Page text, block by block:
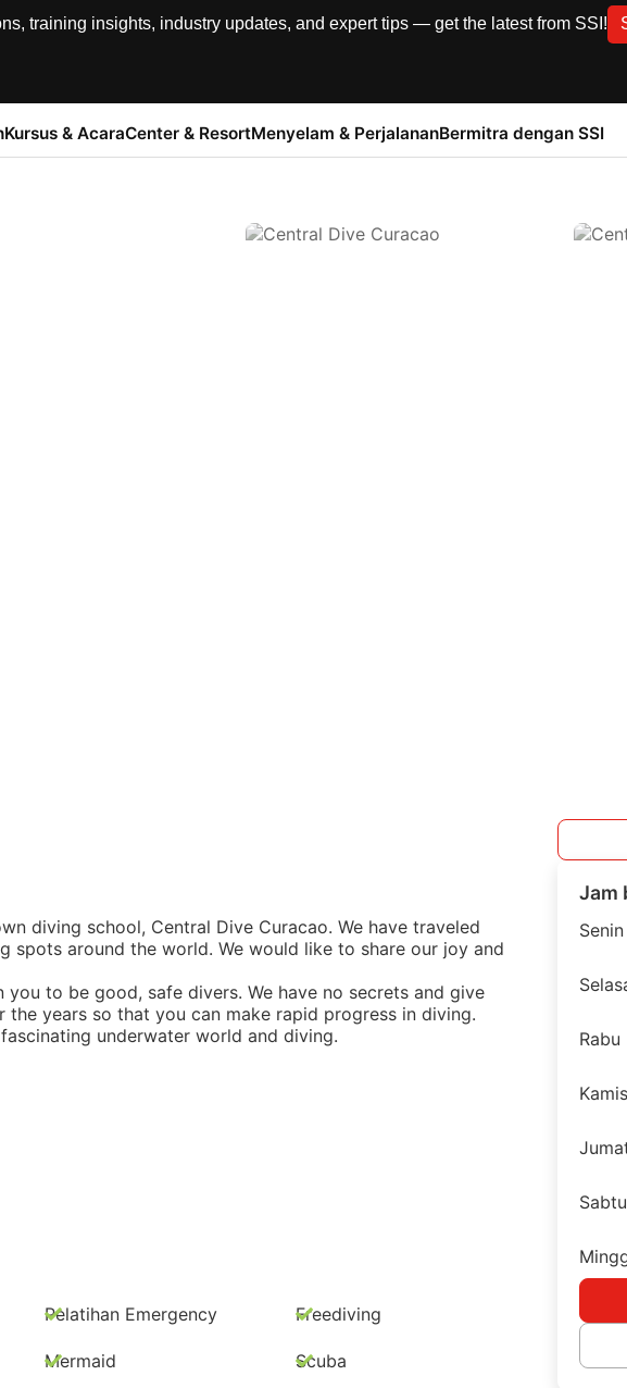
training insights, industry updates, and expert tips — get the latest from SSI!
Kursus & AcaraCenter & ResortMenyelam & PerjalananBermitra dengan SSI
diving school, Central Dive Curacao. We have traveled
around the world. We would like to share our joy and
to be good, safe divers. We have no secrets and give
years so that you can make rapid progress in diving.
underwater world and diving.
Pelatihan Emergency Freediving
Mermaid Scuba
Jam
Senin
Rabu
Kamis
Sabtu